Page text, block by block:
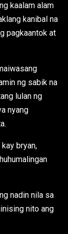
kaalam alam
kanibal na
pagkaantok at
ng sabik na
lulan ng
nyang
bryan,
nadin nila sa
nito ang